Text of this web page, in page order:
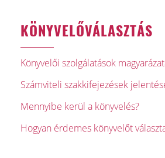
KÖNYVELŐVÁLASZTÁS
Könyvelői szolgálatások
Számviteli szakkifejezések
Mennyibe kerül a könyvelés?
Hogyan érdemes könyvelőt